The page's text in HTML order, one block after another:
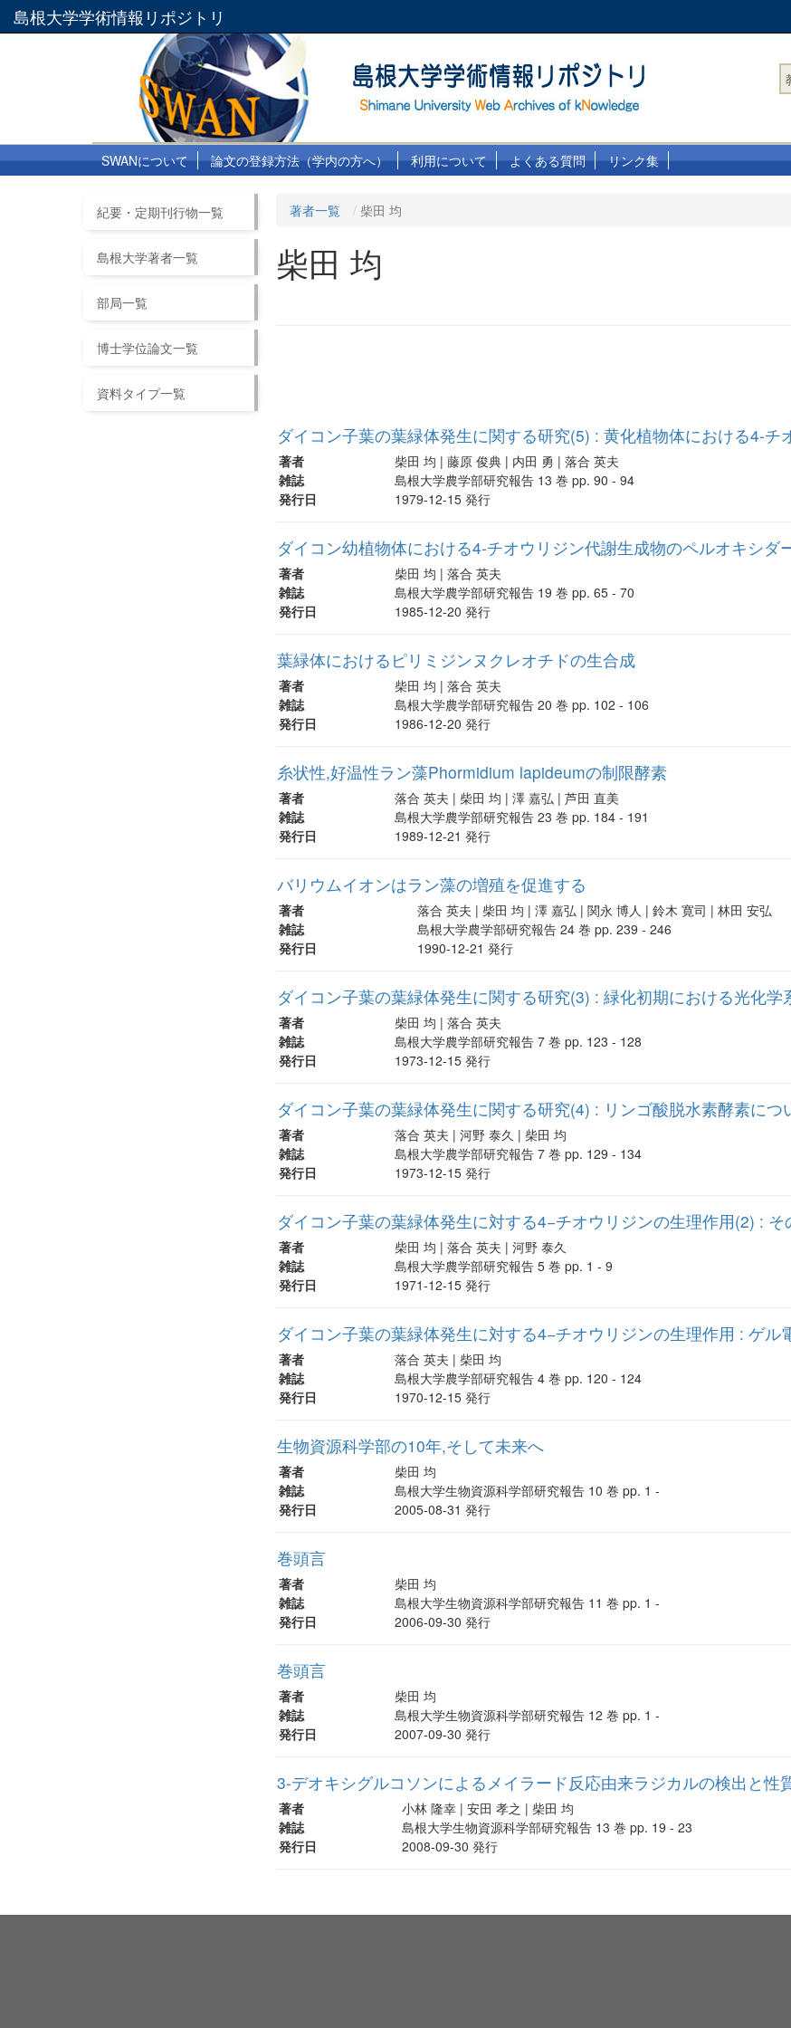
島根大学学術情報リポジトリ
SWANについて 論文の登録方法（学内の方へ） 利用について よくある質問 リンク集
紀要・定期刊行物一覧
島根大学著者一覧
部局一覧
博士学位論文一覧
資料タイプ一覧
著者一覧 柴田 均
柴田 均
ダイコン子葉の葉緑体発生に関する研究(5) : 黄化植物体における4-チ
著者
柴田 均 | 藤原 俊典 | 内田 勇 | 落合 英夫
雑誌
島根大学農学部研究報告 13 巻 pp. 90 - 94
発行日
1979-12-15 発行
ダイコン幼植物体における4-チオウリジン代謝生成物のペルオキシダ
著者
柴田 均 | 落合 英夫
雑誌
島根大学農学部研究報告 19 巻 pp. 65 - 70
発行日
1985-12-20 発行
葉緑体におけるピリミジンヌクレオチドの生合成
著者
柴田 均 | 落合 英夫
雑誌
島根大学農学部研究報告 20 巻 pp. 102 - 106
発行日
1986-12-20 発行
糸状性,好温性ラン藻Phormidium lapideumの制限酵素
著者
落合 英夫 | 柴田 均 | 澤 嘉弘 | 芦田 直美
雑誌
島根大学農学部研究報告 23 巻 pp. 184 - 191
発行日
1989-12-21 発行
バリウムイオンはラン藻の増殖を促進する
著者
落合 英夫 | 柴田 均 | 澤 嘉弘 | 関永 博人 | 鈴木 寛司 | 林田 安弘
雑誌
島根大学農学部研究報告 24 巻 pp. 239 - 246
発行日
1990-12-21 発行
ダイコン子葉の葉緑体発生に関する研究(3) : 緑化初期における光化
著者
柴田 均 | 落合 英夫
雑誌
島根大学農学部研究報告 7 巻 pp. 123 - 128
発行日
1973-12-15 発行
ダイコン子葉の葉緑体発生に関する研究(4) : リンゴ酸脱水素酵素につ
著者
落合 英夫 | 河野 泰久 | 柴田 均
雑誌
島根大学農学部研究報告 7 巻 pp. 129 - 134
発行日
1973-12-15 発行
ダイコン子葉の葉緑体発生に対する4−チオウリジンの生理作用(2) :
著者
柴田 均 | 落合 英夫 | 河野 泰久
雑誌
島根大学農学部研究報告 5 巻 pp. 1 - 9
発行日
1971-12-15 発行
ダイコン子葉の葉緑体発生に対する4−チオウリジンの生理作用 : ゲル
著者
落合 英夫 | 柴田 均
雑誌
島根大学農学部研究報告 4 巻 pp. 120 - 124
発行日
1970-12-15 発行
生物資源科学部の10年,そして未来へ
著者
柴田 均
雑誌
島根大学生物資源科学部研究報告 10 巻 pp. 1 -
発行日
2005-08-31 発行
巻頭言
著者
柴田 均
雑誌
島根大学生物資源科学部研究報告 11 巻 pp. 1 -
発行日
2006-09-30 発行
巻頭言
著者
柴田 均
雑誌
島根大学生物資源科学部研究報告 12 巻 pp. 1 -
発行日
2007-09-30 発行
3-デオキシグルコソンによるメイラード反応由来ラジカルの検出と性
著者
小林 隆幸 | 安田 孝之 | 柴田 均
雑誌
島根大学生物資源科学部研究報告 13 巻 pp. 19 - 23
発行日
2008-09-30 発行